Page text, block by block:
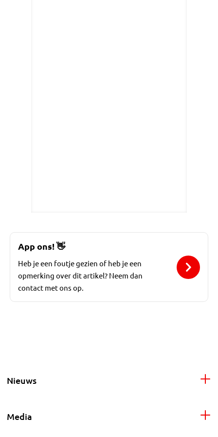
App ons!👋
Heb je een foutje gezien of heb je een
opmerking over dit artikel? Neem dan
contact met ons op.
Nieuws
Media